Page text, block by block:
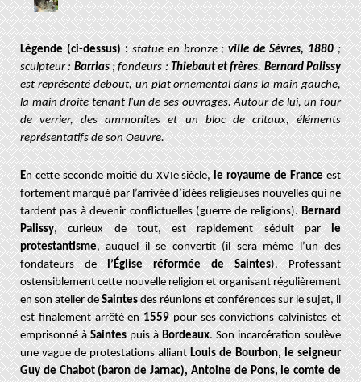
Légende (ci-dessus) : statue en bronze ;ville de Sèvres, 1880;
sculpteur :Barrias; fondeurs :Thiebaut et frères.Bernard Palissy
est représenté debout, un plat ornemental dans la main gauche,
la main droite tenant l'un de ses ouvrages. Autour de lui, un four
de verrier, des ammonites et un bloc de critaux, éléments
représentatifs de son Oeuvre.
En cette seconde moitié du XVIe siècle,le royaume de Franceest
fortement marqué par l’arrivée d’idées religieuses nouvelles qui ne
tardent pas à devenir conflictuelles (guerre de religions).Bernard
Palissy, curieux de tout, est rapidement séduit parle
protestantisme, auquel il se convertit (il sera même l’un des
fondateurs del’Église réformée de Saintes). Professant
ostensiblement cette nouvelle religion et organisant régulièrement
en son atelier deSaintesdes réunions et conférences sur le sujet, il
est finalement arrêté en1559pour ses convictions calvinistes et
emprisonné àSaintespuis à Bordeaux. Son incarcération soulève
une vague de protestations alliantLouis de Bourbon, le seigneur
Guy de Chabot (baron de Jarnac), Antoine de Pons, le comte de